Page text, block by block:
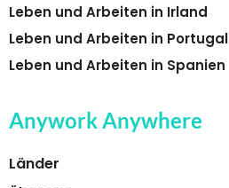
Leben und Arbeiten in Irland
Leben und Arbeiten in Portugal
Leben und Arbeiten in Spanien
Anywork Anywhere
Länder